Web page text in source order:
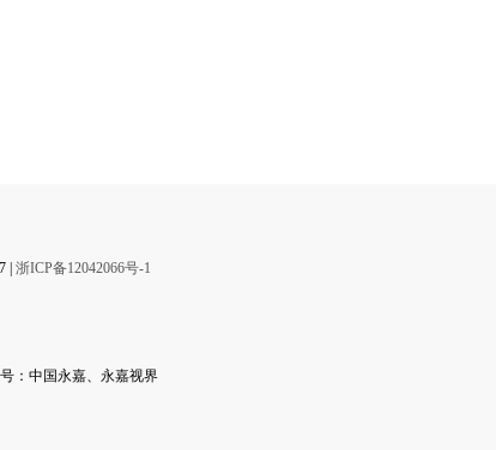
| 浙ICP备12042066号-1
：中国永嘉、永嘉视界